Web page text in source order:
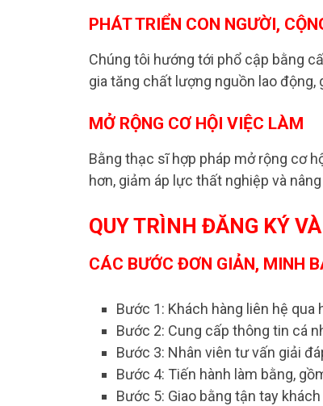
PHÁT TRIỂN CON NGƯỜI,
Chúng tôi hướng tới phổ cập bằng
gia tăng chất lượng nguồn lao
MỞ RỘNG CƠ HỘI VIỆC LÀM
Bằng thạc sĩ hợp pháp mở rộng cơ
hơn, giảm áp lực thất nghiệp và
QUY TRÌNH ĐĂNG KÝ
CÁC BƯỚC ĐƠN GIẢN, MINH
Bước 1: Khách hàng liên hệ
Bước 2: Cung cấp thông tin cá
Bước 3: Nhân viên tư vấn giải
Bước 4: Tiến hành làm bằng,
Bước 5: Giao bằng tận tay